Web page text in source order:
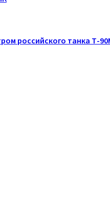
российского танка Т-